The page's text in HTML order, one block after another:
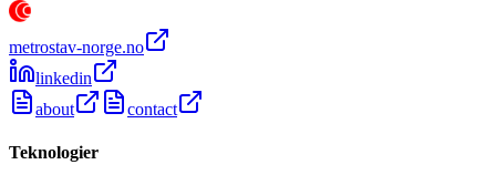
metrostav-norge.no
linkedin
about
contact
Teknologier